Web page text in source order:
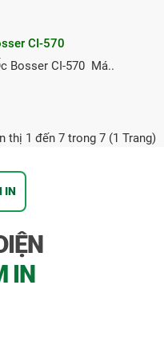
CI-570
Bosser CI-570 Má..
thị 1 đến 7 trong 7 (1 Trang)
IN
IN